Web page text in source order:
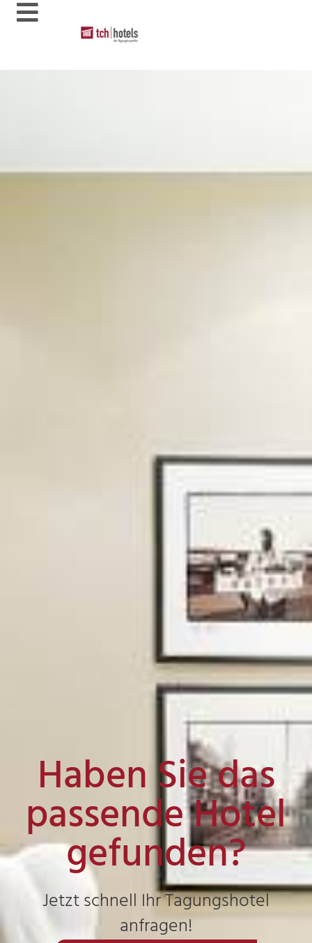
Haben Sie das
passende Hotel
gefunden?
Jetzt schnell Ihr Tagungshotel
anfragen!